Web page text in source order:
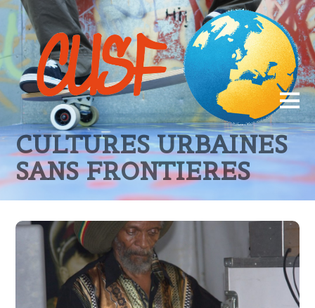
CULTURES URBAINES
SANS FRONTIERES